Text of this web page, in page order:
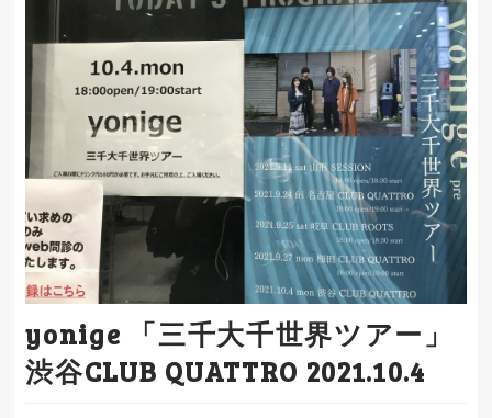
yonige 「三千大千世界ツアー」
渋谷CLUB QUATTRO 2021.10.4